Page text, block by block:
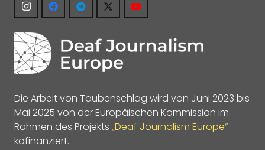
Die Arbeit von Taubenschlag wird von Juni 2023 bis
Mai 2025 von der Europäischen Kommission im
Rahmen des Projekts „Deaf Journalism Europe“
kofinanziert.